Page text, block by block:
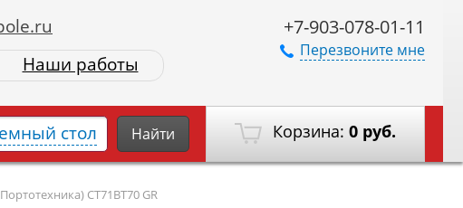
+7-903-078-01-11
Перезвоните мне
Наши работы
Корзина: 0 руб.
стол Найти
CT71BT70 GR